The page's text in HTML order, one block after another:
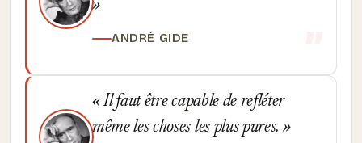
ANDRÉ GIDE
Il faut être capable de refléter
même les choses les plus pures.